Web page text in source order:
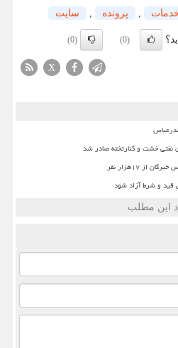
, پرونده , سایت
(0)
(0)
X
از ۱۷هزار نفر
قید و شرط آزاد شود
این مطلب